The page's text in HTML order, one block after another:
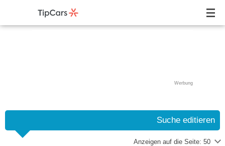
Werbung
Suche editieren
Anzeigen auf die Seite: 50